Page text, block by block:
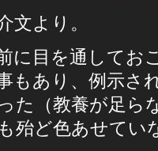
文より。
に目を通してお
もあり、例示さ
た（教養が足ら
殆ど色あせてい